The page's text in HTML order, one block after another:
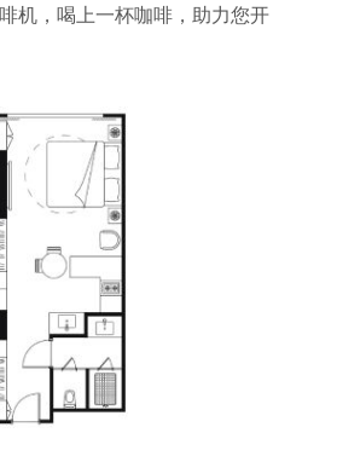
机，喝上一杯咖啡，助力您开